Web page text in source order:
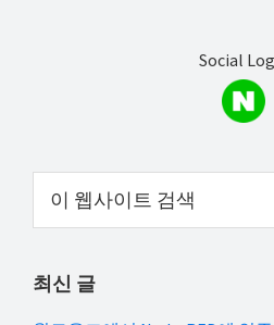
Social
Primary
Sidebar
트
최신 글